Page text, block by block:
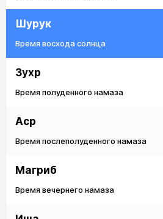
Шурук
Время восхода солнца
Зухр
Время полуденного намаза
Аср
Время послеполуденного намаза
Магриб
Время вечернего намаза